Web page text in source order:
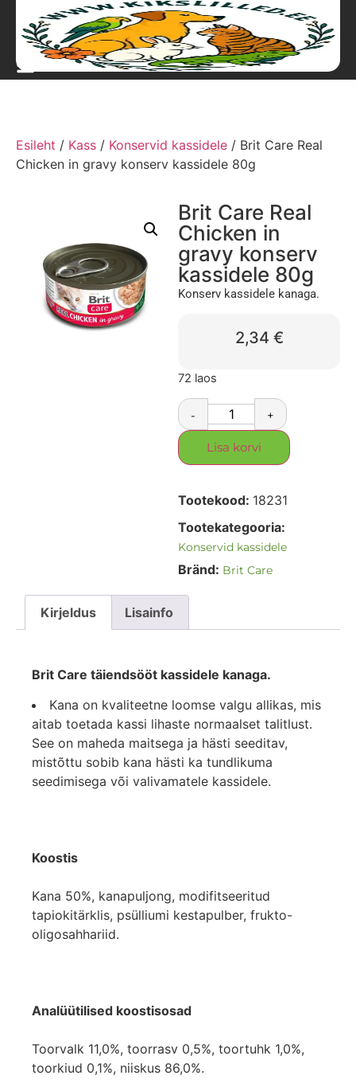
Esileht / Kass / Konservid kassidele / Brit Care Real
Chicken in gravy konserv kassidele 80g
Brit Care Real
Chicken in
gravy konserv
kassidele 80g
Konserv kassidele kanaga.
2,34 €
72 laos
- +
Lisa korvi
Tootekood: 18231
Tootekategooria:
Konservid kassidele
Bränd: Brit Care
Kirjeldus Lisainfo
Brit Care täiendsööt kassidele kanaga.
Kana on kvaliteetne loomse valgu allikas, mis
aitab toetada kassi lihaste normaalset talitlust.
See on maheda maitsega ja hästi seeditav,
mistõttu sobib kana hästi ka tundlikuma
seedimisega või valivamatele kassidele.
Koostis
Kana 50%, kanapuljong, modifitseeritud
tapiokitärklis, psülliumi kestapulber, frukto-
oligosahhariid.
Analüütilised koostisosad
Toorvalk 11,0%, toorrasv 0,5%, toortuhk 1,0%,
toorkiud 0,1%, niiskus 86,0%.